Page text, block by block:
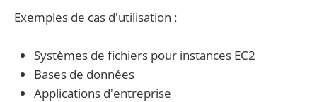
Exemples de cas d'utilisation :
Systèmes de fichiers pour instances EC2
Bases de données
Applications d'entreprise